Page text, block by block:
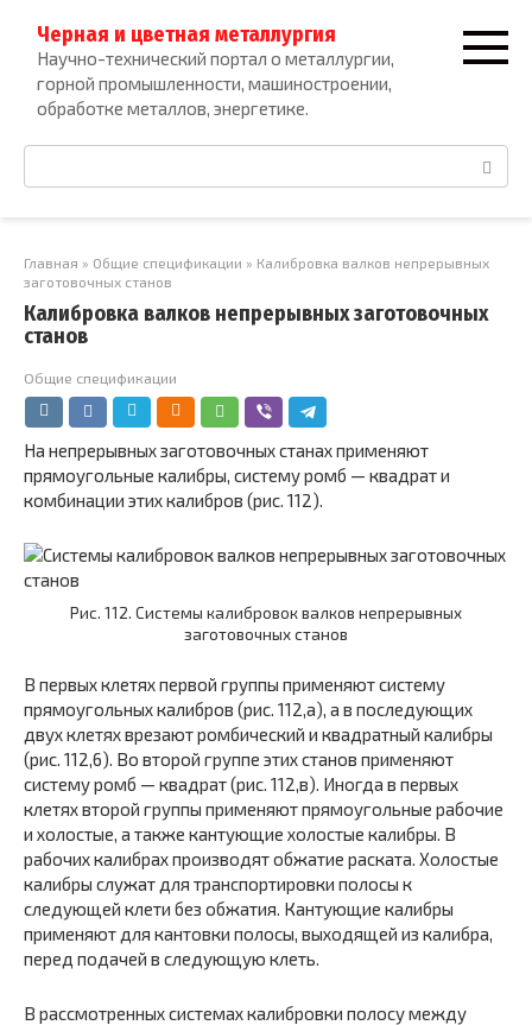
контенту
Черная и цветная металлургия
Научно-технический портал о металлургии,
горной промышленности, машиностроении,
обработке металлов, энергетике.
Поиск:
Главная » Общие спецификации » Калибровка валков непрерывных
заготовочных станов
Калибровка валков непрерывных заготовочных
станов
Общие спецификации
На непрерывных заготовочных станах применяют
прямоугольные калибры, систему ромб — квадрат и
комбинации этих калибров (рис. 112).
Рис. 112. Системы калибровок валков непрерывных
заготовочных станов
В первых клетях первой группы применяют систему
прямоугольных калибров (рис. 112,а), а в последующих
двух клетях врезают ромбический и квадратный калибры
(рис. 112,6). Во второй группе этих станов применяют
систему ромб — квадрат (рис. 112,в). Иногда в первых
клетях второй группы применяют прямоугольные рабочие
и холостые, а также кантующие холостые калибры. В
рабочих калибрах производят обжатие раската. Холостые
калибры служат для транспортировки полосы к
следующей клети без обжатия. Кантующие калибры
применяют для кантовки полосы, выходящей из калибра,
перед подачей в следующую клеть.
В рассмотренных системах калибровки полосу между